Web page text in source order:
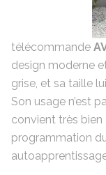
télécommande
design moderne
grise, et sa taille
Son usage n’est
convient très
programmation